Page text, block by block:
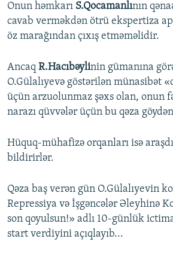
Onun həmkarı S.Qocamanlının
cavab verməkdən ötrü ekspertiza
öz marağından çıxış etməməlidir.
Ancaq R.Hacıbəylinin gümanına
O.Gülalıyevə göstərilən münasibət
üçün arzuolunmaz şəxs olan, onun
narazı qüvvələr üçün bu qəza
Hüquq-mühafizə orqanları isə
bildirirlər.
Qəza baş verən gün O.Gülalıyevin
Repressiya və İşgəncələr Əleyhinə
son qoyulsun!» adlı 10-günlük
start verdiyini açıqlayıb...